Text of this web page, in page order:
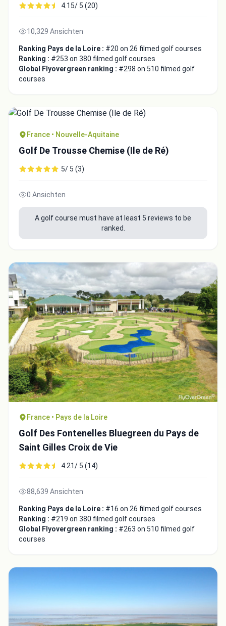
4.15/ 5 (20)
10,329 Ansichten
Ranking Pays de la Loire : #20 on 26 filmed golf courses
Ranking : #253 on 380 filmed golf courses
Global Flyovergreen ranking : #298 on 510 filmed golf
courses
France • Nouvelle-Aquitaine
Golf De Trousse Chemise (Ile de Ré)
5/ 5 (3)
0 Ansichten
A golf course must have at least 5 reviews to be
ranked.
France • Pays de la Loire
Golf Des Fontenelles Bluegreen du Pays de
Saint Gilles Croix de Vie
4.21/ 5 (14)
88,639 Ansichten
Ranking Pays de la Loire : #16 on 26 filmed golf courses
Ranking : #219 on 380 filmed golf courses
Global Flyovergreen ranking : #263 on 510 filmed golf
courses
Integrate video